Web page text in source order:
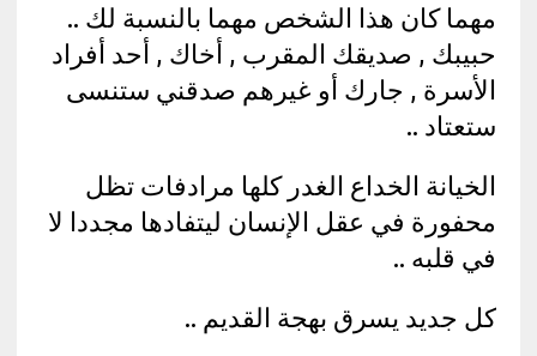
مهما كان هذا الشخص مهما بالنسبة لك ..
حبيبك , صديقك المقرب , أخاك , أحد أفراد
الأسرة , جارك أو غيرهم صدقني ستنسى
ستعتاد ..
الخيانة الخداع الغدر كلها مرادفات تظل
محفورة في عقل الإنسان ليتفادها مجددا لا
في قلبه ..
كل جديد يسرق بهجة القديم ..